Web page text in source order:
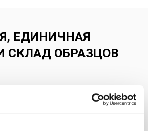
ЕДИНИЧНАЯ
СКЛАД ОБРАЗЦОВ
что запасные части Triscan
контроль качества во время